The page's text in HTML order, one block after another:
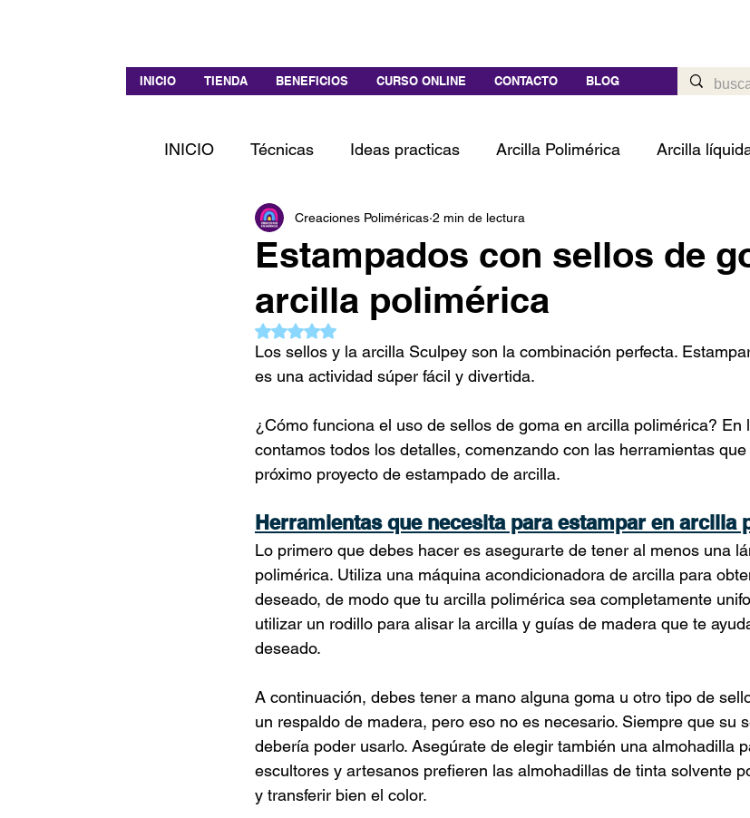
INICIO TIENDA BENEFICIOS CURSO ONLINE CONTACTO BLOG
INICIO Técnicas Ideas practicas Arcilla Polimérica Arcilla
Estampados con sellos de
arcilla polimérica
Creaciones Poliméricas 2 min de lectura
Obtuvo NaN de 5 estrellas.
Los sellos y la arcilla Sculpey son la combinación perfecta.
es una actividad súper fácil y divertida.
¿Cómo funciona el uso de sellos de goma en arcilla polimérica? En
contamos todos los detalles, comenzando con las herramientas
próximo proyecto de estampado de arcilla.
Herramientas que necesita para estampar en arcilla
Lo primero que debes hacer es asegurarte de tener al menos una
polimérica. Utiliza una máquina acondicionadora de arcilla para
deseado, de modo que tu arcilla polimérica sea completamente
utilizar un rodillo para alisar la arcilla y guías de madera que te
deseado.
A continuación, debes tener a mano alguna goma u otro tipo de
un respaldo de madera, pero eso no es necesario. Siempre que su
debería poder usarlo. Asegúrate de elegir también una almohadilla
escultores y artesanos prefieren las almohadillas de tinta solvente
y transferir bien el color.